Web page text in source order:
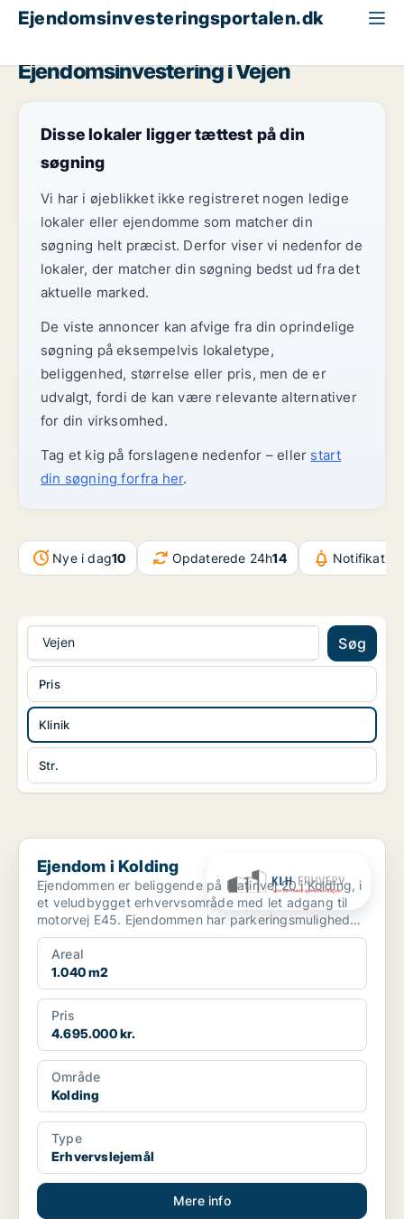
Ejendomsinvesteringsportalen.dk
Ejendomsinvestering i Vejen
Disse lokaler ligger tættest på din
søgning
Vi har i øjeblikket ikke registreret nogen ledige
lokaler eller ejendomme som matcher din
søgning helt præcist. Derfor viser vi nedenfor de
lokaler, der matcher din søgning bedst ud fra det
aktuelle marked.
De viste annoncer kan afvige fra din oprindelige
søgning på eksempelvis lokaletype,
beliggenhed, størrelse eller pris, men de er
udvalgt, fordi de kan være relevante alternativer
for din virksomhed.
Tag et kig på forslagene nedenfor – eller start
din søgning forfra her.
Nye i dag10 Opdaterede 24h14
Vejen Søg
Klinik
Str.
Pris
Ejendom i Kolding
Ejendom i Kolding
Ejendommen er beliggende på Platinvej 20 i Kolding, i
et veludbygget erhvervsområde med let adgang til
motorvej E45. Ejendommen har parkeringsmuligheder
...
Areal
1.040 m2
Pris
4.695.000 kr.
Område
Kolding
Type
Erhvervslejemål
Mere info